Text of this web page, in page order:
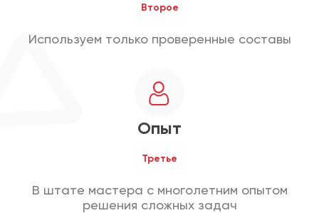
Второе
Используем только проверенные составы
Опыт
Третье
В штате мастера с многолетним опытом
решения сложных задач